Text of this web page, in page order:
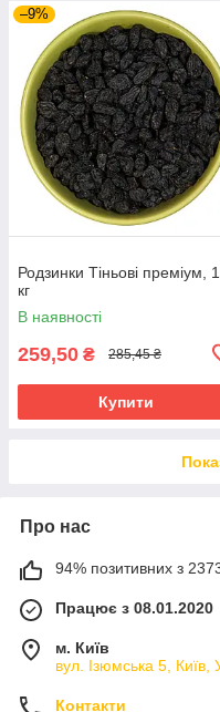
–9%
Родзинки Тіньові преміум, 1
кг
В наявності
259,50 ₴ 285,45 ₴
Купити
Про нас
94% позитивних з 2373
Працює з 08.01.2020
м. Київ
вул. Ізюмська 5, Київ,
Контакти